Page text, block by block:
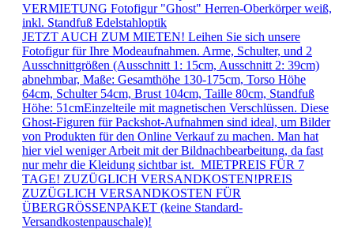
VERMIETUNG Fotofigur "Ghost" Herren-Oberkörper weiß,
inkl. Standfuß Edelstahloptik
JETZT AUCH ZUM MIETEN! Leihen Sie sich unsere
Fotofigur für Ihre Modeaufnahmen. Arme, Schulter, und 2
Ausschnittgrößen (Ausschnitt 1: 15cm, Ausschnitt 2: 39cm)
abnehmbar, Maße: Gesamthöhe 130-175cm, Torso Höhe
64cm, Schulter 54cm, Brust 104cm, Taille 80cm, Standfuß
Höhe: 51cmEinzelteile mit magnetischen Verschlüssen. Diese
Ghost-Figuren für Packshot-Aufnahmen sind ideal, um Bilder
von Produkten für den Online Verkauf zu machen. Man hat
hier viel weniger Arbeit mit der Bildnachbearbeitung, da fast
nur mehr die Kleidung sichtbar ist. MIETPREIS FÜR 7
TAGE! ZUZÜGLICH VERSANDKOSTEN!PREIS
ZUZÜGLICH VERSANDKOSTEN FÜR
ÜBERGRÖSSENPAKET (keine Standard-
Versandkostenpauschale)!